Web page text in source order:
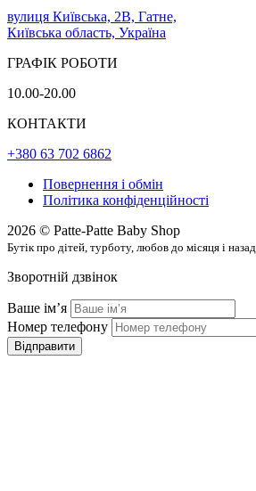
вулиця Київська, 2В, Гатне,
Київська область, Україна
ГРАФІК РОБОТИ
10.00-20.00
КОНТАКТИ
+380 63 702 6862
Повернення і обмін
Політика конфіденційності
2026 © Patte-Patte Baby Shop
Бутік про дітей, турботу, любов до місяця і назад
Зворотній дзвінок
Ваше імʼя
Номер телефону
Відправити